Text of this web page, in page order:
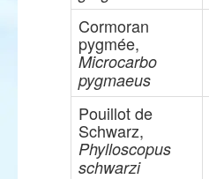
Cormoran
pygmée,
Microcarbo
pygmaeus
Pouillot de
Schwarz,
Phylloscopus
schwarzi